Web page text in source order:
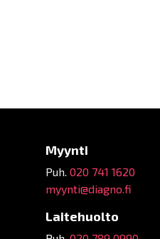
Myynti
Puh. 020 741 1620
myynti@diagno.fi
Laitehuolto